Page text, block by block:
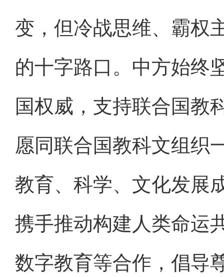
变，但冷战思维、霸权
的十字路口。中方始终
国权威，支持联合国教
愿同联合国教科文组织
教育、科学、文化发展
携手推动构建人类命运
数字教育等合作，倡导